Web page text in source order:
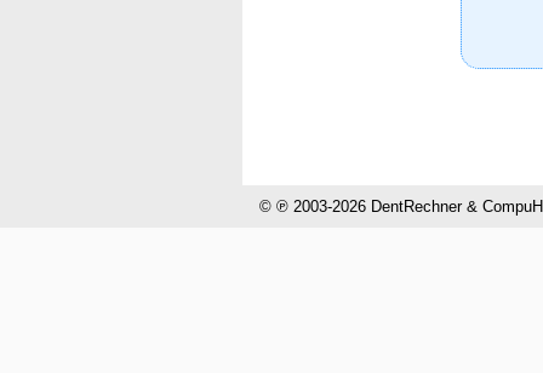
© ℗ 2003-2026 DentRechner &